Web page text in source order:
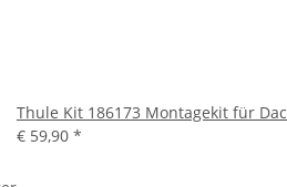
Thule Kit 186173 Montagekit für
€ 59,90 *